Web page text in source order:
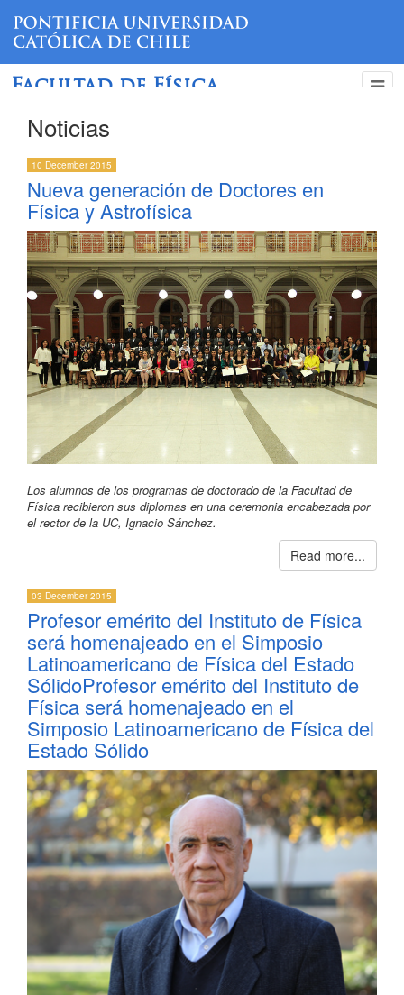
Facultad de Física
Noticias
10 December 2015
Nueva generación de Doctores en
Física y Astrofísica
Los alumnos de los programas de doctorado de la Facultad de
Física recibieron sus diplomas en una ceremonia encabezada por
el rector de la UC, Ignacio Sánchez.
Read more...
03 December 2015
Profesor emérito del Instituto de Física
será homenajeado en el Simposio
Latinoamericano de Física del Estado
SólidoProfesor emérito del Instituto de
Física será homenajeado en el
Simposio Latinoamericano de Física del
Estado Sólido